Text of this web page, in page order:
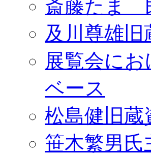
斎藤たま
及川尊雄
展覧会に
ベース
松島健旧蔵
笹木繁男氏